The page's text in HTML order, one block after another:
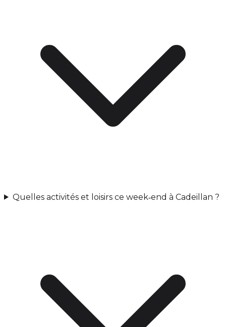
Quelles activités et loisirs ce week‑end à Cadeillan ?